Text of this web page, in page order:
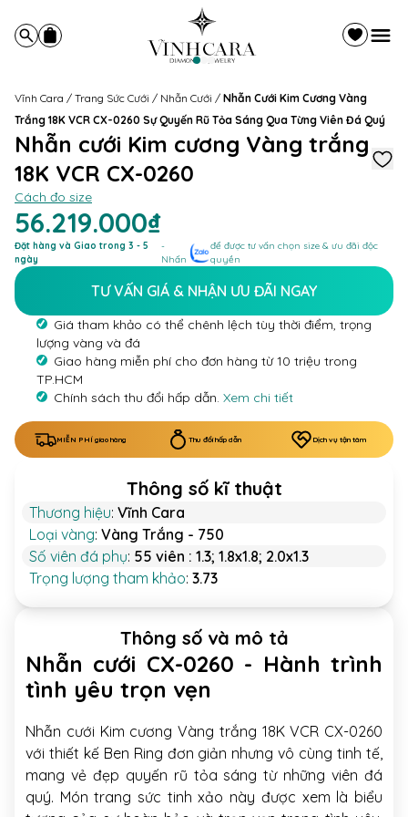
Vĩnh Cara / Trang Sức Cưới / Nhẫn Cưới / Nhẫn Cưới Kim Cương Vàng
Trắng 18K VCR CX-0260 Sự Quyến Rũ Tỏa Sáng Qua Từng Viên Đá Quý
Nhẫn cưới Kim cương Vàng trắng
18K VCR CX-0260
Cách đo size
56.219.000₫
Đặt hàng và Giao trong 3 - 5
ngày
-
Nhấn
để được tư vấn chọn size & ưu đãi độc
quyền
TƯ VẤN GIÁ & NHẬN ƯU ĐÃI NGAY
Giá tham khảo có thể chênh lệch tùy thời điểm, trọng
lượng vàng và đá
Giao hàng miễn phí cho đơn hàng từ 10 triệu trong
TP.HCM
Chính sách thu đổi hấp dẫn. Xem chi tiết
MIỄN PHÍ giao hàng Thu đổi hấp dẫn Dịch vụ tận tâm
Thông số kĩ thuật
Thương hiệu: Vĩnh Cara
Loại vàng: Vàng Trắng - 750
Số viên đá phụ: 55 viên : 1.3; 1.8x1.8; 2.0x1.3
Trọng lượng tham khảo: 3.73
Thông số và mô tả
Nhẫn cưới CX-0260 - Hành trình
tình yêu trọn vẹn
Nhẫn cưới Kim cương Vàng trắng 18K VCR CX-0260
với thiết kế Ben Ring đơn giản nhưng vô cùng tinh tế,
mang vẻ đẹp quyến rũ tỏa sáng từ những viên đá
quý. Món trang sức tinh xảo này được xem là biểu